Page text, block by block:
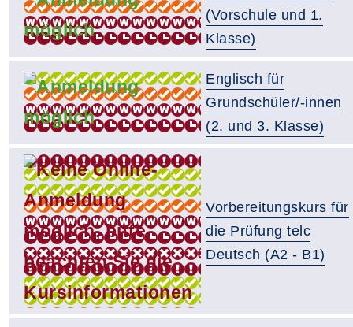
(Vorschule und 1.
Klasse)
Englisch für
Grundschüler/-innen
(2. und 3. Klasse)
Vorbereitungskurs für
die Prüfung telc
Deutsch (A2 - B1)